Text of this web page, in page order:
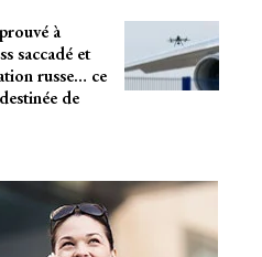
à
saccadé et
russe… ce
de